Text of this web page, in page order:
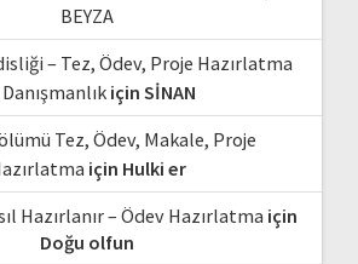
BEYZA
– Tez, Ödev, Proje Hazırlatma
için SİNAN
Tez, Ödev, Makale, Proje
için Hulki er
Hazırlanır – Ödev Hazırlatma için
Doğu olfun